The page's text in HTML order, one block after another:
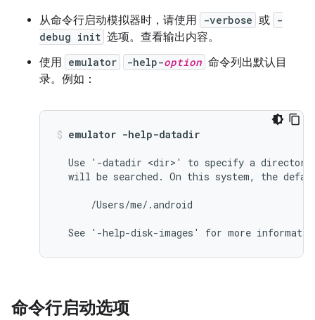
从命令行启动模拟器时，请使用
-verbose 或 -
debug init 选项。查看输出内容。
使用 emulator -help-option 命令列出默认目
录。例如：
emulator -help-datadir
Use '-datadir <dir>' to specify a
will be searched. On this system, the
      /Users/me/.android
命令行启动选项